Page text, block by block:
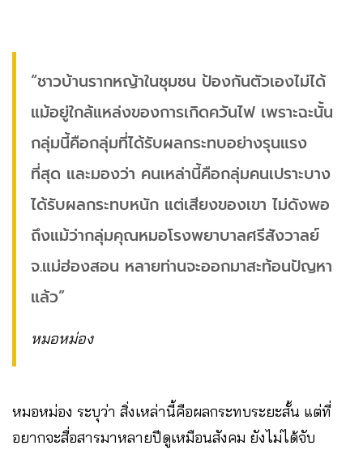
“ชาวบ้านรากหญ้าในชุมชน ป้องกันตัวเองไม่ได้
แม้อยู่ใกล้แหล่งของการเกิดควันไฟ เพราะฉะนั้น
กลุ่มนี้คือกลุ่มที่ได้รับผลกระทบอย่างรุนแรง
ที่สุด และมองว่า คนเหล่านี้คือกลุ่มคนเปราะบาง
ได้รับผลกระทบหนัก แต่เสียงของเขา ไม่ดังพอ
ถึงแม้ว่ากลุ่มคุณหมอโรงพยาบาลศรีสังวาลย์
จ.แม่ฮ่องสอน หลายท่านจะออกมาสะท้อนปัญหา
แล้ว”
หมอหม่อง
หมอหม่อง ระบุว่า สิ่งเหล่านี้คือผลกระทบระยะสั้น แต่ที่
อยากจะสื่อสารมาหลายปีดูเหมือนสังคม ยังไม่ได้จับ